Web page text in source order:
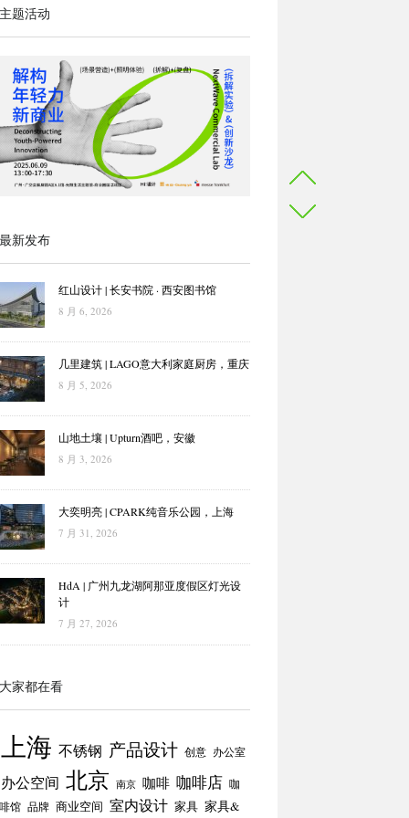
题活动
新发布
红山设计 | 长安书院 · 西安图书馆
8 月 6, 2026
几里建筑 | LAGO意大利家庭厨房，重庆
8 月 5, 2026
山地土壤 | Upturn酒吧，安徽
8 月 3, 2026
大奕明亮 | CPARK纯音乐公园，上海
7 月 31, 2026
HdA | 广州九龙湖阿那亚度假区灯光设
计
7 月 27, 2026
家都在看
上海 不锈钢 产品设计 创意 办公室
办公空间 北京 南京 咖啡 咖啡店 咖
馆 品牌 商业空间 室内设计 家具 家具&